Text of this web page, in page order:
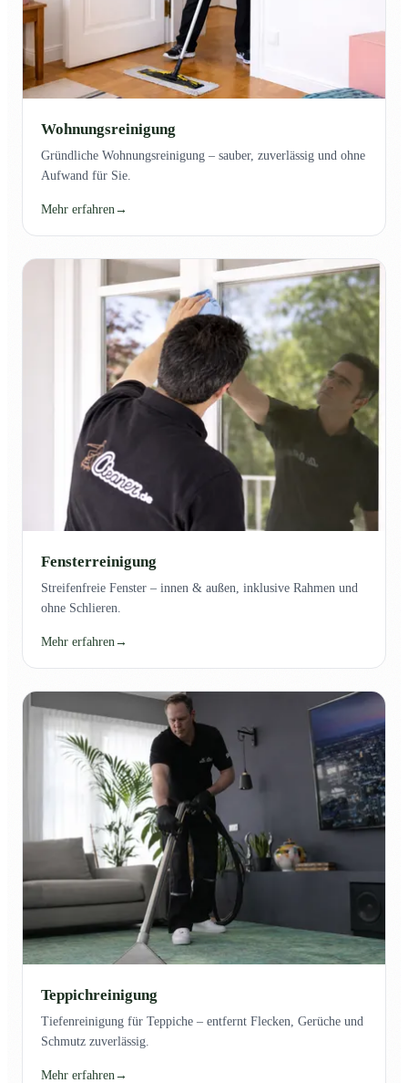
Wohnungsreinigung
Gründliche Wohnungsreinigung – sauber, zuverlässig und ohne
Aufwand für Sie.
Mehr erfahren →
Fensterreinigung
Streifenfreie Fenster – innen & außen, inklusive Rahmen und
ohne Schlieren.
Mehr erfahren→
Teppichreinigung
Tiefenreinigung für Teppiche – entfernt Flecken, Gerüche und
Schmutz zuverlässig.
Mehr erfahren →